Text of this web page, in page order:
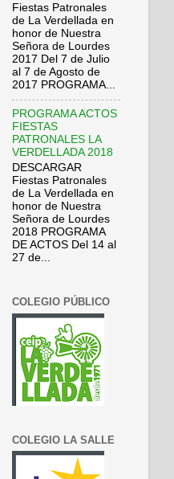
Fiestas Patronales
de La Verdellada en
honor de Nuestra
Señora de Lourdes
2017 Del 7 de Julio
al 7 de Agosto de
2017 PROGRAMA...
PROGRAMA ACTOS
FIESTAS
PATRONALES LA
VERDELLADA 2018
DESCARGAR
Fiestas Patronales
de La Verdellada en
honor de Nuestra
Señora de Lourdes
2018 PROGRAMA
DE ACTOS Del 14 al
27 de...
COLEGIO PÚBLICO
COLEGIO LA SALLE